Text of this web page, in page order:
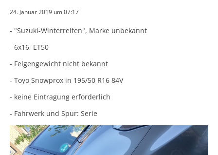
24. Januar 2019 um 07:17
- "Suzuki-Winterreifen", Marke unbekannt
- 6x16, ET50
- Felgengewicht nicht bekannt
- Toyo Snowprox in 195/50 R16 84V
- keine Eintragung erforderlich
- Fahrwerk und Spur: Serie